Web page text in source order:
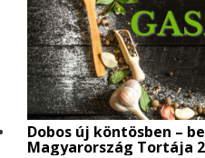
Dobos új köntösben –
Magyarország Tortája